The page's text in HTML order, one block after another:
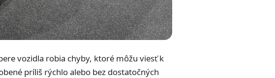
vozidla robia chyby, ktoré môžu viesť k
príliš rýchlo alebo bez dostatočných